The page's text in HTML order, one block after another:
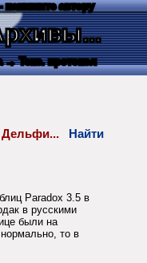
напишите автору
→ Текс. протокол
Дельфи...
Найти
Paradox 3.5 в
в русскими
были на
то в